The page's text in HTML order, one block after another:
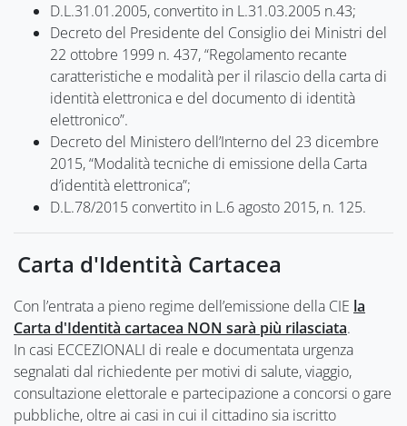
D.L.31.01.2005, convertito in L.31.03.2005 n.43;
Decreto del Presidente del Consiglio dei Ministri del
22 ottobre 1999 n. 437, “Regolamento recante
caratteristiche e modalità per il rilascio della carta di
identità elettronica e del documento di identità
elettronico”.
Decreto del Ministero dell’Interno del 23 dicembre
2015, “Modalità tecniche di emissione della Carta
d’identità elettronica”;
D.L.78/2015 convertito in L.6 agosto 2015, n. 125.
Carta d'Identità Cartacea
Con l’entrata a pieno regime dell’emissione della CIE la
Carta d'Identità cartacea NON sarà più rilasciata.
In casi ECCEZIONALI di reale e documentata urgenza
segnalati dal richiedente per motivi di salute, viaggio,
consultazione elettorale e partecipazione a concorsi o gare
pubbliche, oltre ai casi in cui il cittadino sia iscritto